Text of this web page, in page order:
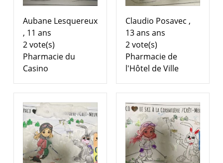
Aubane Lesquereux
, 11 ans
2 vote(s)
Pharmacie du
Casino
Claudio Posavec ,
13 ans ans
2 vote(s)
Pharmacie de
l'Hôtel de Ville